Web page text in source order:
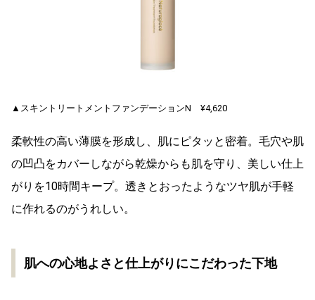
▲スキントリートメントファンデーションN ¥4,620
柔軟性の高い薄膜を形成し、肌にピタッと密着。毛穴や肌
の凹凸をカバーしながら乾燥からも肌を守り、美しい仕上
がりを10時間キープ。透きとおったようなツヤ肌が手軽
に作れるのがうれしい。
肌への心地よさと仕上がりにこだわった下地